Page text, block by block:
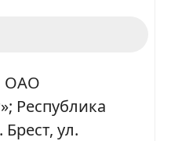
ОАО
Республика
Брест, ул.